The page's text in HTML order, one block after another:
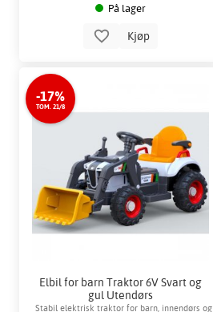
På lager
Kjøp
-17%
TOM. 21/8
Elbil for barn Traktor 6V Svart og
gul Utendørs
Stabil elektrisk traktor for barn, innendørs og